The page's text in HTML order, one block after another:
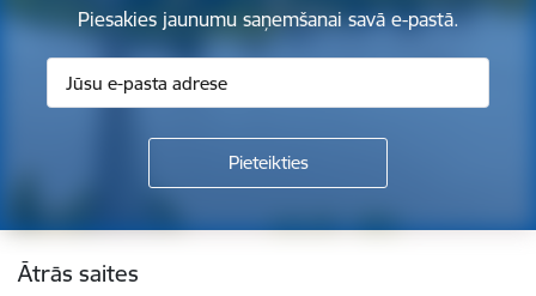
Piesakies jaunumu saņemšanai savā e-pastā.
Kājene
Ātrās saites